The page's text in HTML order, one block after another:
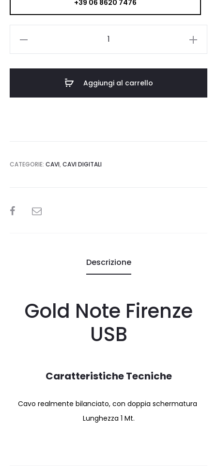
+39 06 8620 7476
Aggiungi al carrello
CATEGORIE: CAVI, CAVI DIGITALI
SHARE
Descrizione
Gold Note Firenze
USB
Caratteristiche Tecniche
Cavo realmente bilanciato, con doppia schermatura
Lunghezza 1 Mt.